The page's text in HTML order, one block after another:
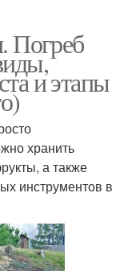
Погреб
и этапы
хранить
а также
инструментов в